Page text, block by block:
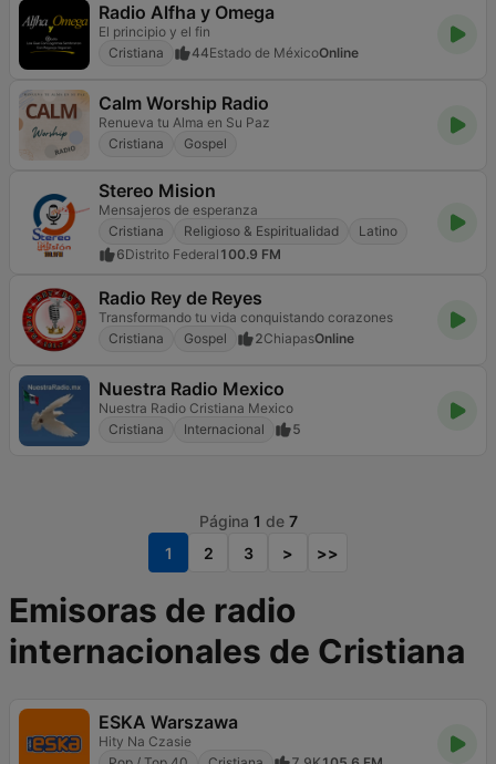
Radio Alfha y Omega
El principio y el fin
Cristiana
44Estado de MéxicoOnline
Calm Worship Radio
Renueva tu Alma en Su Paz
Cristiana
Gospel
Stereo Mision
Mensajeros de esperanza
Cristiana
Religioso & Espiritualidad
Latino
6Distrito Federal 100.9 FM
Radio Rey de Reyes
Transformando tu vida conquistando corazones
Cristiana
Gospel 2ChiapasOnline
Nuestra Radio Mexico
Nuestra Radio Cristiana Mexico
Cristiana
Internacional 5
Página 1 de 7
1
2 3 > >>
Emisoras de radio
internacionales de Cristiana
ESKA Warszawa
Hity Na Czasie